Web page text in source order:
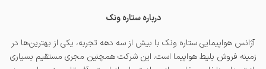
درباره ستاره ونک
آژانس هواپیمایی ستاره ونک با بیش از سه دهه تجربه، یکی از بهترین‌ها در
زمینه فروش بلیط هواپیما است. این شرکت همچنین مجری مستقیم بسیاری